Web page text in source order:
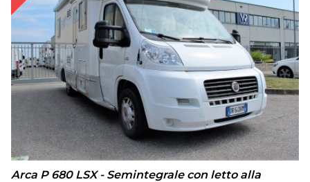
Arca P 680 LSX - Semintegrale con letto alla